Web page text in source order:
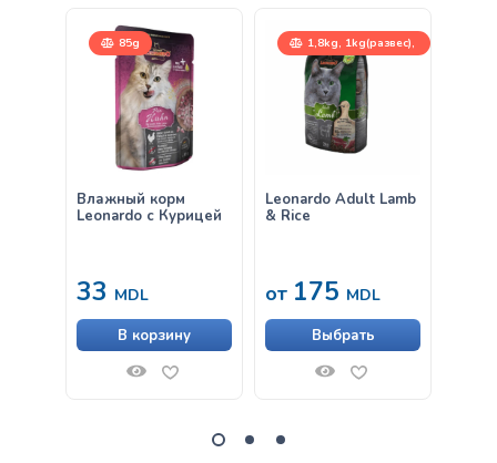
85g
Влажный корм
Leonardo с Курицей
33 MDL
В корзину
1,8kg, 1kg(развес),
15kg
Leonardo Adult Lamb
& Rice
от 175 MDL
Выбрать